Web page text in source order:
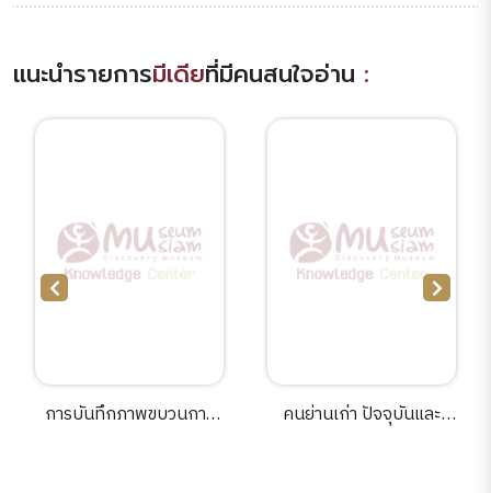
แนะนำรายการมีเดียที่มีคนสนใจอ่าน :
การบันทึกภาพขบวนการ
คนย่านเก่า ปัจจุบันและ